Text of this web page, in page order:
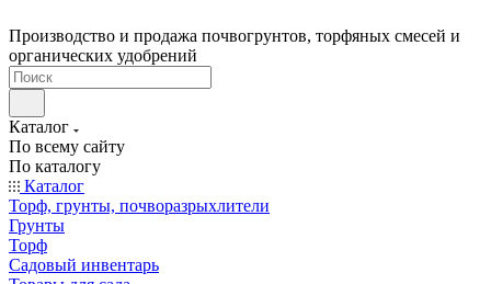
Производство и продажа почвогрунтов, торфяных смесей и
органических удобрений
Каталог
По всему сайту
По каталогу
Каталог
Торф, грунты, почворазрыхлители
Грунты
Торф
Садовый инвентарь